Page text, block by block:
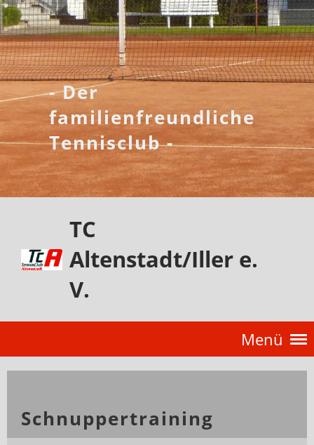
- Der
familienfreundliche
Tennisclub -
TC
Altenstadt/Iller e.
V.
Menü
Schnuppertraining